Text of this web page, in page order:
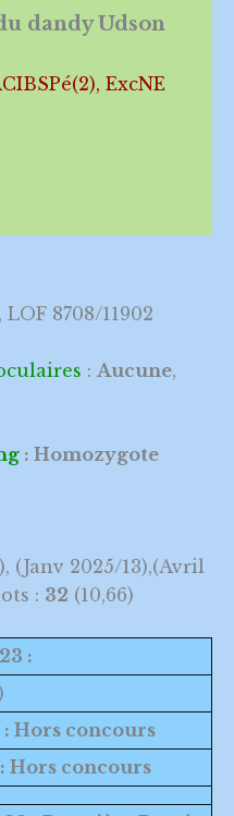
dandy Udson
ExcNE
LOF 8708/11902
: Aucune,
: Homozygote
(Janv 2025/13),(Avril
: 32 (10,66)
:
Hors concours
Hors concours